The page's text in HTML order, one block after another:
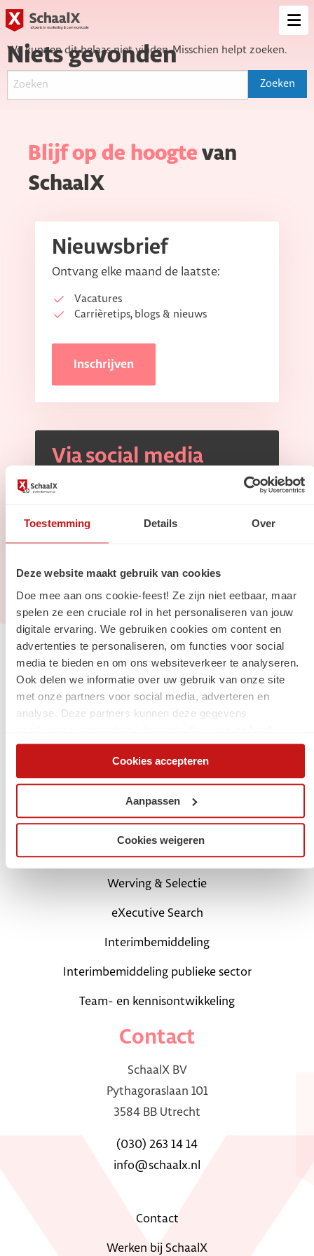
Toestemming Details Over
Deze website maakt gebruik van cookies
Doe mee aan ons cookie-feest! Ze zijn niet eetbaar, maar
spelen ze een cruciale rol in het personaliseren van jouw
digitale ervaring. We gebruiken cookies om content en
advertenties te personaliseren, om functies voor social
media te bieden en om ons websiteverkeer te analyseren.
Ook delen we informatie over uw gebruik van onze site
met onze partners voor social media, adverteren en
analyse. Deze partners kunnen deze gegevens
verstrekt of die ze hebben verzameld op basis van uw
gebruik van hun services. Via de cookieverklaring op onze
website kunt u uw toestemming op elk moment wijzigen of
Cookies accepteren
Aanpassen
Cookies weigeren
Niets gevonden
We kunnen dit helaas niet vinden. Misschien helpt zoeken.
Blijf op de hoogte van
SchaalX
Nieuwsbrief
Ontvang elke maand de laatste:
Vacatures
Carrièretips, blogs & nieuws
Inschrijven
Via social media
Volg ons opInstagram
Jouw carrière
Start met een digital traineeship
Login Mijn SchaalX
Voor opdrachtgevers
SchaalX professionals
Werving & Selectie
eXecutive Search
Interimbemiddeling
Interimbemiddeling publieke sector
Team- en kennisontwikkeling
Contact
SchaalX BV
Pythagoraslaan 101
3584 BB Utrecht
(030) 263 14 14
info@schaalx.nl
Contact
Werken bij SchaalX